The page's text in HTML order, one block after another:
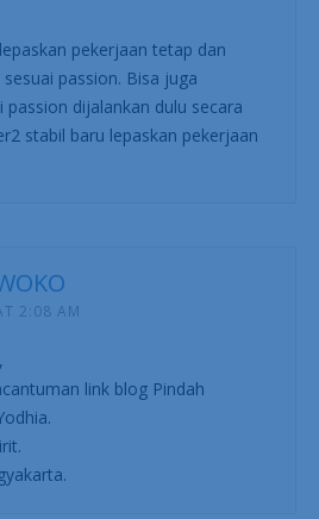
pekerjaan tetap dan
passion. Bisa juga
passion dijalankan dulu secara
stabil baru lepaskan pekerjaan
2:08 AM
link blog Pindah